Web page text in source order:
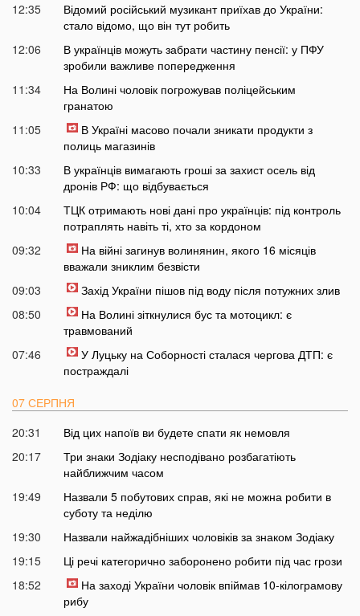
12:35
Відомий російський музикант приїхав до України:
стало відомо, що він тут робить
12:06
В українців можуть забрати частину пенсії: у ПФУ
зробили важливе попередження
11:34
На Волині чоловік погрожував поліцейським
гранатою
11:05
В Україні масово почали зникати продукти з
полиць магазинів
10:33
В українців вимагають гроші за захист осель від
дронів РФ: що відбувається
10:04
ТЦК отримають нові дані про українців: під контроль
потраплять навіть ті, хто за кордоном
09:32
На війні загинув волинянин, якого 16 місяців
вважали зниклим безвісти
09:03
Захід України пішов під воду після потужних злив
08:50
На Волині зіткнулися бус та мотоцикл: є
травмований
07:46
У Луцьку на Соборності сталася чергова ДТП: є
постраждалі
07 СЕРПНЯ
20:31
Від цих напоїв ви будете спати як немовля
20:17
Три знаки Зодіаку несподівано розбагатіють
найближчим часом
19:49
Назвали 5 побутових справ, які не можна робити в
суботу та неділю
19:30
Назвали найжадібніших чоловіків за знаком Зодіаку
19:15
Ці речі категорично заборонено робити під час грози
18:52
На заході України чоловік впіймав 10-кілограмову
рибу